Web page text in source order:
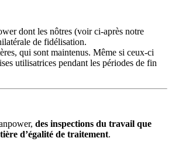
dont les nôtres (voir ci-après notre
de fidélisation.
qui sont maintenus. Même si ceux-ci
utilisatrices pendant les périodes de fin
des inspections du travail que
d’égalité de traitement.